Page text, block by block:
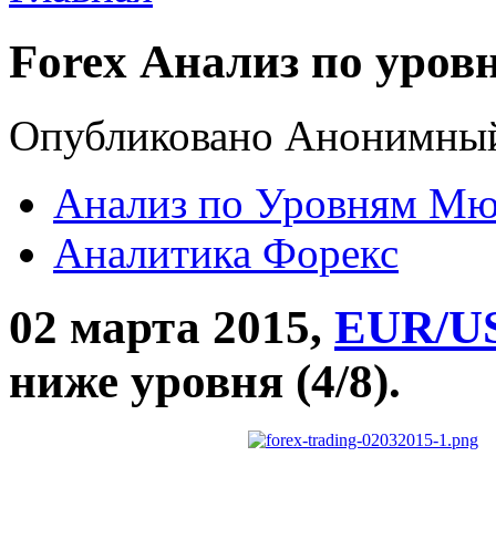
Forex Анализ по
Опубликовано
Анализ по Уровням
Аналитика Форекс
02 марта 2015, EUR/
ниже уровня (4/8).